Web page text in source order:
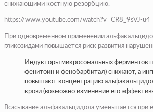
снижающими костную резорбцию.
https://www.youtube.com/watch?v=CR8_9sVJ-u4
При одновременном применении
гликозидами повышается риск развития
Индукторы микросомальных ферментов
фенитоин и фенобарбитал) снижают, а
повышают концентрацию
крови (возможно изменение его
Всасывание альфакальцидола уменьшается при